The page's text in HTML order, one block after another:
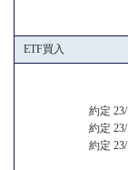
ETF買入
約定
約定
約定